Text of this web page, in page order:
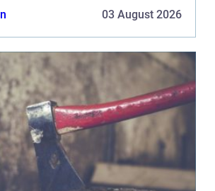
dit lokal...
03 August 2026